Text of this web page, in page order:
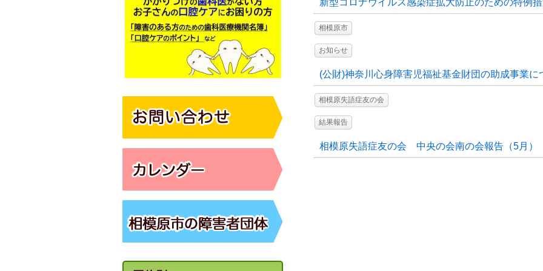
新型コロナウイルス感染症拡大防止のための特例
相模原市
お知らせ
(公財)神奈川心身障害児福祉基金財団の助成事業に
相模原失語症友の会
結果報告
相模原失語症友の会 中央の会南の会報告（5月）